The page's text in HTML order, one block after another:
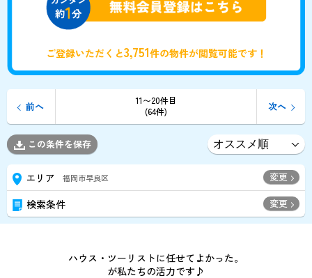
ご登録いただくと3,751件の物件が閲覧可能です！
11〜20件目
(64件)
前へ 次へ
この条件を保存
エリア 福岡市早良区 変更
検索条件 変更
ハウス・ツーリストに任せてよかった。
が私たちの活力です♪